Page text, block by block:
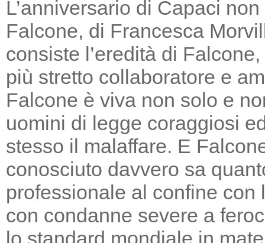
L’anniversario di Capaci
Falcone, di Francesca
consiste l’eredità di
più stretto collaboratore e
Falcone è viva non solo e
uomini di legge coraggiosi
stesso il malaffare. E
conosciuto davvero sa
professionale al confine
con condanne severe a